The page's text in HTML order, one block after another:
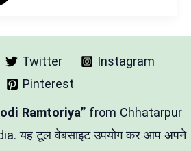
Twitter
Instagram
Pinterest
Ramtoriya” from Chhatarpur
यह टूल वेबसाइट उपयोग कर आप अपने